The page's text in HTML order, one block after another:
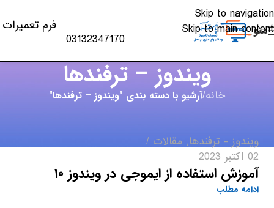
Skip to navigation
Skip to main content
منو
03132347170
فرم تعمیرات
ویندوز – ترفندها
خانه/آرشیو با دسته بندی "ویندوز – ترفندها"
ویندوز - ترفندها, مقالات
02 اکتبر 2023
آموزش استفاده از ایموجی در ویندوز 10
ادامه مطلب